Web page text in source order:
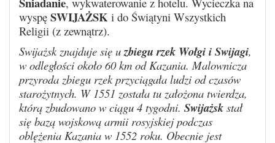
wyspę SWIJAŻSK i do Świątyni Wszystkich
Religii (z zewnątrz).
Swijażsk znajduje się uzbiegu rzek Wołgi i Swijagi,
w odległości około 60 km od Kazania. Malownicza
przyroda zbiegu rzek przyciągała ludzi od czasów
starożytnych. W 1551 została tu założona twierdza,
którą zbudowano w ciągu 4 tygodni. Swijażsk stał
się bazą wojskową armii rosyjskiej podczas
oblężenia Kazania w 1552 roku. Obecnie jest